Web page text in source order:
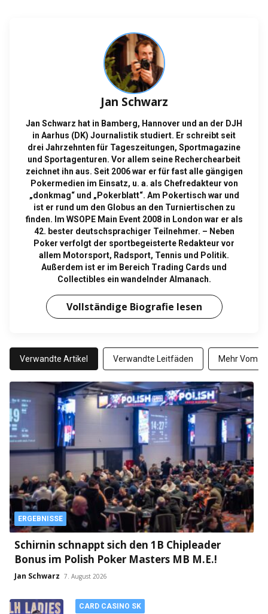
Jan Schwarz
Jan Schwarz hat in Bamberg, Hannover und an der DJH
in Aarhus (DK) Journalistik studiert. Er schreibt seit
drei Jahrzehnten für Tageszeitungen, Sportmagazine
und Sportagenturen. Vor allem seine Recherchearbeit
zeichnet ihn aus. Seit 2006 war er für fast alle gängigen
Pokermedien im Einsatz, u. a. als Chefredakteur von
„donkmag“ und „Pokerblatt“. Am Pokertisch war und
ist er rund um den Globus an den Turniertischen zu
finden. Im WSOPE Main Event 2008 in London war er als
42. bester deutschsprachiger Teilnehmer. – Neben
Poker verfolgt der sportbegeisterte Redakteur vor
allem Motorsport, Radsport, Tennis und Politik.
Außerdem ist er im Bereich Trading Cards und
Collectibles ein wandelnder Almanach.
Vollständige Biografie lesen
Verwandte Artikel Verwandte Leitfäden Mehr Vom
ERGEBNISSE
Schirnin schnappt sich den 1B Chipleader
Bonus im Polish Poker Masters MB M.E.!
Jan Schwarz 7. August 2026
CARD CASINO SK